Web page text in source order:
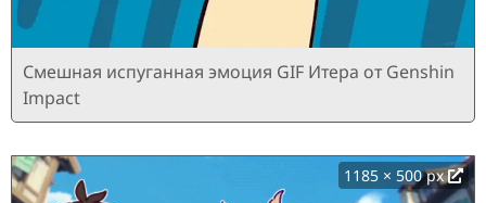
Смешная испуганная эмоция GIF Итера от Genshin
Impact
1185 × 500 px